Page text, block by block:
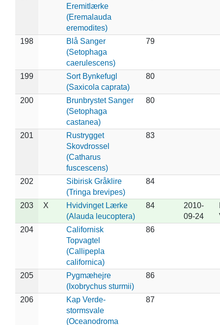
Eremitlærke
(Eremalauda
eremodites)
198
Blå Sanger
(Setophaga
caerulescens)
79
199
Sort Bynkefugl
(Saxicola caprata)
80
200
Brunbrystet Sanger
(Setophaga
castanea)
80
201
Rustrygget
Skovdrossel
(Catharus
fuscescens)
83
202
Sibirisk Gråklire
(Tringa brevipes)
84
203 X
Hvidvinget Lærke
(Alauda leucoptera)
84
2010-
09-24
204
Californisk
Topvagtel
(Callipepla
californica)
86
205
Pygmæhejre
(Ixobrychus sturmii)
86
206
Kap Verde-
stormsvale
(Oceanodroma
87